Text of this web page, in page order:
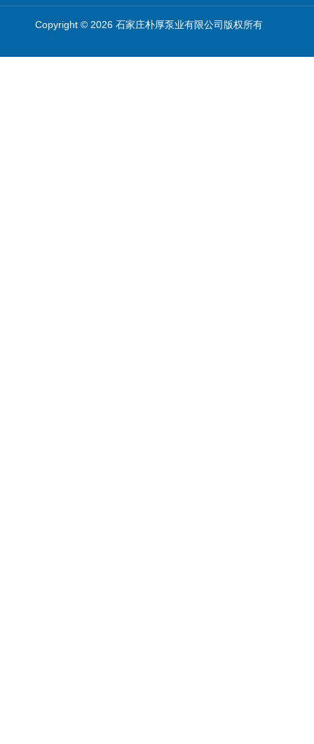
Copyright © 2026 石家庄朴厚泵业有限公司版权所有